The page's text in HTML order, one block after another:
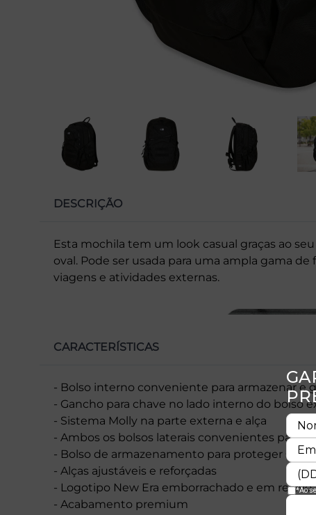
DESCRIÇÃO
Esta mochila tem um look casual graças ao
oval. Pode ser usada para uma ampla gama
viagens e atividades externas.
CARACTERÍSTICAS
- Bolso interno conveniente para armazenar e
- Gancho para chave no lado interno do bolso
- Sistema Molly na parte externa e alça
- Ambos os bolsos laterais convenientes para
- Bolso de armazenamento para proteger seu
- Alças ajustáveis e reforçadas
- Logotipo New Era emborrachado e em relevo
- Acabamento premium